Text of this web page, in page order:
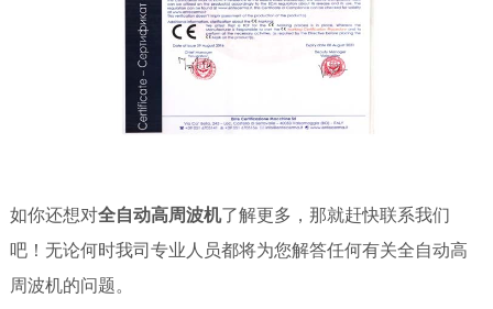
如你还想对全自动高周波机了解更多，那就赶快联系我们
吧！无论何时我司专业人员都将为您解答任何有关全自动高
周波机的问题。